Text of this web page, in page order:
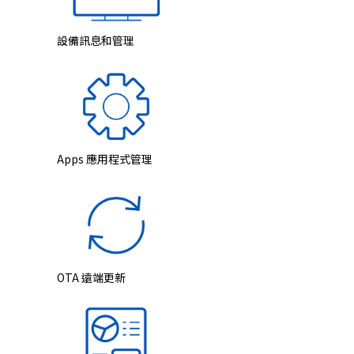
設備訊息和管理
Apps 應用程式管理
OTA 遠端更新